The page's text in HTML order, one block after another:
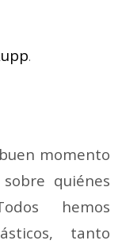
.
momento
quiénes
hemos
tanto